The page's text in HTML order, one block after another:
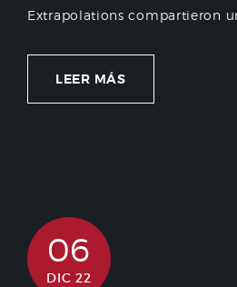
Extrapolations compartieron
LEER MÁS
06
DIC 22